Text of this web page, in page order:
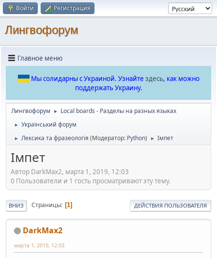
Войти Регистрация
Лингвофорум
Главное меню
Мы солидарны с Украиной. Узнайте здесь, как можно
поддержать Украину.
Лингвофорум ► Local boards - Разделы на разных языках
► Український форум
► Лексика та фразеологія (Модератор: Python) ► Імпет
Імпет
Автор DarkMax2, марта 1, 2019, 12:03
0 Пользователи и 1 гость просматривают эту тему.
ВНИЗ Страницы 1 ДЕЙСТВИЯ ПОЛЬЗОВАТЕЛЯ
DarkMax2
марта 1, 2019, 12:03